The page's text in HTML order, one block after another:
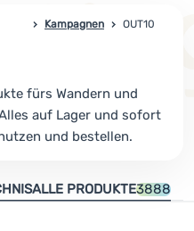
4campingshop.de
Kampagnen OUT10
fürs Wandern und
auf Lager und sofort
und bestellen.
ALLE PRODUKTE3888